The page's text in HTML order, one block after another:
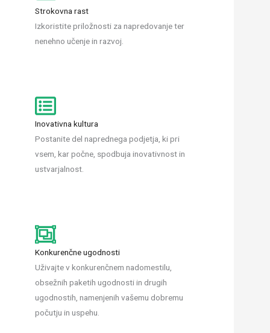
Strokovna rast
Izkoristite priložnosti za napredovanje ter
nenehno učenje in razvoj.
Inovativna kultura
Postanite del naprednega podjetja, ki pri
vsem, kar počne, spodbuja inovativnost in
ustvarjalnost.
Konkurenčne ugodnosti
Uživajte v konkurenčnem nadomestilu,
obsežnih paketih ugodnosti in drugih
ugodnostih, namenjenih vašemu dobremu
počutju in uspehu.